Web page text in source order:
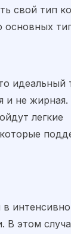
свой тип
основных
идеальный
и не жирная.
легкие
в
В этом